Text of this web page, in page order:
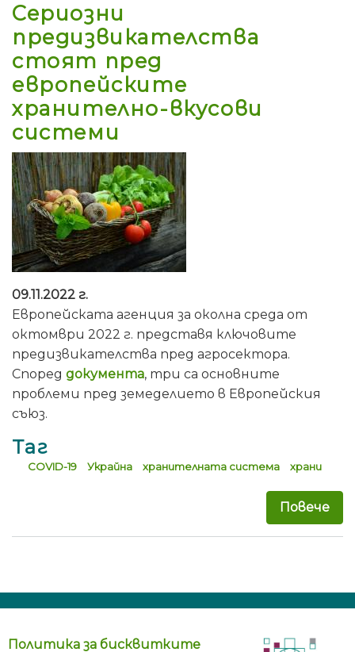
Сериозни
предизвикателства
стоят пред
европейските
хранително-вкусови
системи
09.11.2022 г.
Европейската агенция за околна среда от
октомври 2022 г. представя ключовите
предизвикателства пред агросектора.
Според документа, три са основните
проблеми пред земеделието в Европейския
съюз.
Таг
COVID-19 Украйна хранителната система храни
Повече
Политика за бисквитките